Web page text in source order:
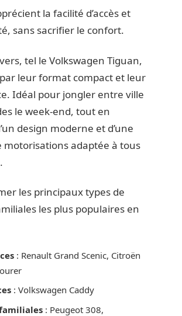
la facilité d’accès et
sans sacrifier le confort.
tel le Volkswagen Tiguan,
leur format compact et leur
Idéal pour jongler entre ville
le week-end, tout en
design moderne et d’une
motorisations adaptée à tous
les principaux types de
les plus populaires en
: Renault Grand Scenic, Citroën
: Volkswagen Caddy
: Peugeot 308,